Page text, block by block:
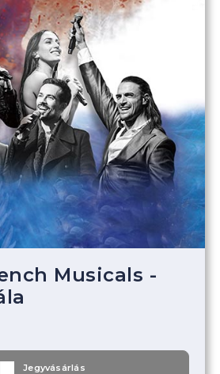
Musicals -
Jegyvásárlás